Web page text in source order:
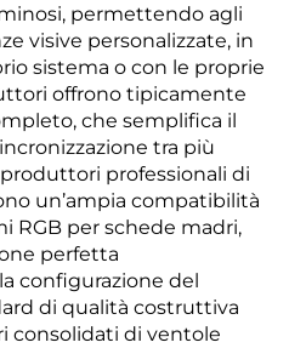
permettendo agli
visive personalizzate, in
sistema o con le proprie
offrono tipicamente
che semplifica il
tra più
professionali di
un’ampia compatibilità
RGB per schede madri,
perfetta
configurazione del
di qualità costruttiva
consolidati di ventole